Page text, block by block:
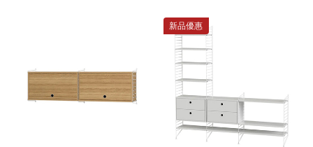
新品優惠